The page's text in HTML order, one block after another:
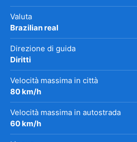
Valuta
Brazilian real
Direzione di guida
Diritti
Velocità massima in città
80 km/h
Velocità massima in autostrada
60 km/h